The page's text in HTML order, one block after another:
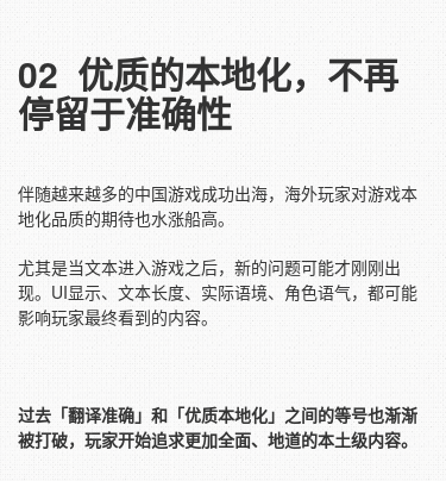
02 优质的本地化，不再
停留于准确性
伴随越来越多的中国游戏成功出海，海外玩家对游戏本
地化品质的期待也水涨船高。
尤其是当文本进入游戏之后，新的问题可能才刚刚出
现。UI显示、文本长度、实际语境、角色语气，都可能
影响玩家最终看到的内容。
过去「翻译准确」和「优质本地化」之间的等号也渐渐
被打破，玩家开始追求更加全面、地道的本土级内容。